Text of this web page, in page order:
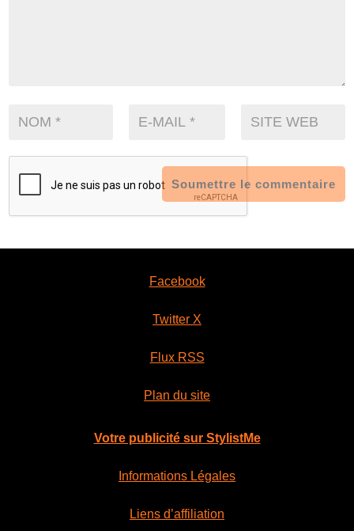
Soumettre le commentaire
Facebook
Twitter X
Flux RSS
Plan du site
Votre publicité sur StylistMe
Informations Légales
Liens d’affiliation